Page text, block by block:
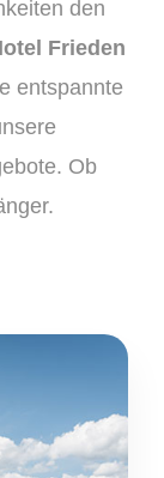
den
Frieden
entspannte
Ob